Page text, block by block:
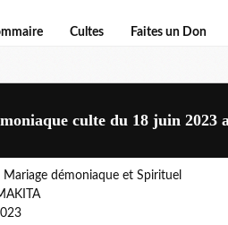
Cultes Faites un Don
culte du 18 juin 2023
démoniaque et Spirituel